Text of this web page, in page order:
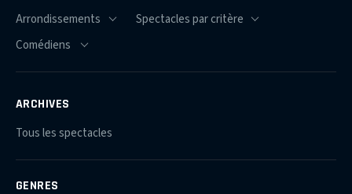
ARCHIVES
Tous les spectacles
GENRES